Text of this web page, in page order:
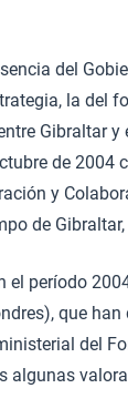
del
la del
Gibraltar
de
y
de
el período
que
del
algunas